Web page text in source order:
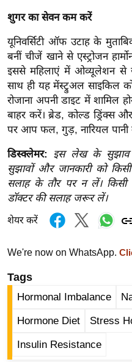
त
बॉ
ली
वु
ड
हॉ
ली
ड
फि
ल्म
स
मी
B
r
a
k
n
शुगर का सेवन कम करें
यूनिवर्सिटी ऑफ उटाह के
बनीं चीजें खाने से एस्ट्रोजन
इससे महिलाएं में ओव्यूलेशन से
साथ ही यह मेंस्ट्रुअल साइकिल
रोजाना अपनी डाइट में शामिल
बाहर करें। ब्रेड, कोल्ड ड्रिंक्स
पर आप फल, गुड़, नारियल
डिस्क्लेमर: इस लेख के सुझाव
सुझावों और जानकारी को
सलाह के तौर पर न लें। किसी
डॉक्टर की सलाह जरूर लें।
शेयर करें
We're now on WhatsApp.
Tags
Hormonal Imbalance
Hormone Diet Stress
Insulin Resistance